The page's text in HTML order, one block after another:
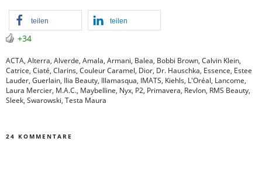
teilen teilen
+34
ACTA, Alterra, Alverde, Amala, Armani, Balea, Bobbi Brown, Calvin Klein,
Catrice, Ciaté, Clarins, Couleur Caramel, Dior, Dr. Hauschka, Essence, Estee
Lauder, Guerlain, Ilia Beauty, Illamasqua, IMATS, Kiehls, L'Oréal, Lancome,
Laura Mercier, M.A.C., Maybelline, Nyx, P2, Primavera, Revlon, RMS Beauty,
Sleek, Swarowski, Testa Maura
24 KOMMENTARE